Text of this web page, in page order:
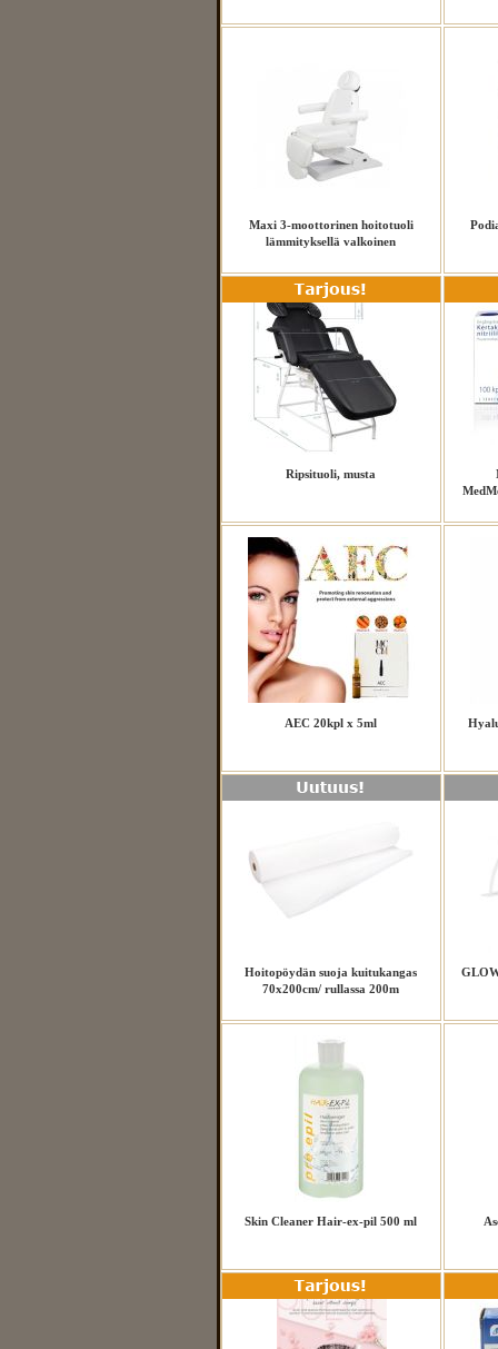
Maxi 3-moottorinen hoitotuoli
lämmityksellä valkoinen
Ripsituoli, musta
AEC 20kpl x 5ml
Hoitopöydän suoja kuitukangas
70x200cm/ rullassa 200m
Skin Cleaner Hair-ex-pil 500 ml